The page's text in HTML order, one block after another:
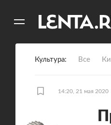
Культура Все
14:20, 21 мая 2020